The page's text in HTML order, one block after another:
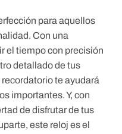
para aquellos
Con una
el tiempo con precisión
detallado de tus
te ayudará
importantes. Y, con
de disfrutar de tus
este reloj es el